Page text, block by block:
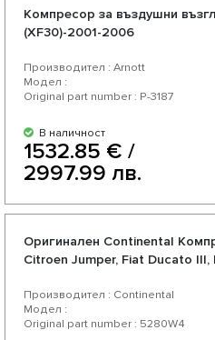
Компресор за въздушни
(XF30)-2001-2006
Производител : Arnott
Модел :
Original part number : P-3187
В наличност
1532.85 € /
2997.99 лв.
Оригинален Continental
Citroen Jumper, Fiat Ducato III,
Производител : Continental
Модел :
Original part number : 5280W4